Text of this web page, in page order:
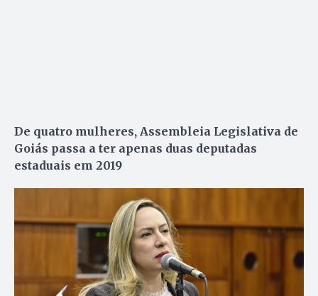
De quatro mulheres, Assembleia Legislativa de
Goiás passa a ter apenas duas deputadas
estaduais em 2019